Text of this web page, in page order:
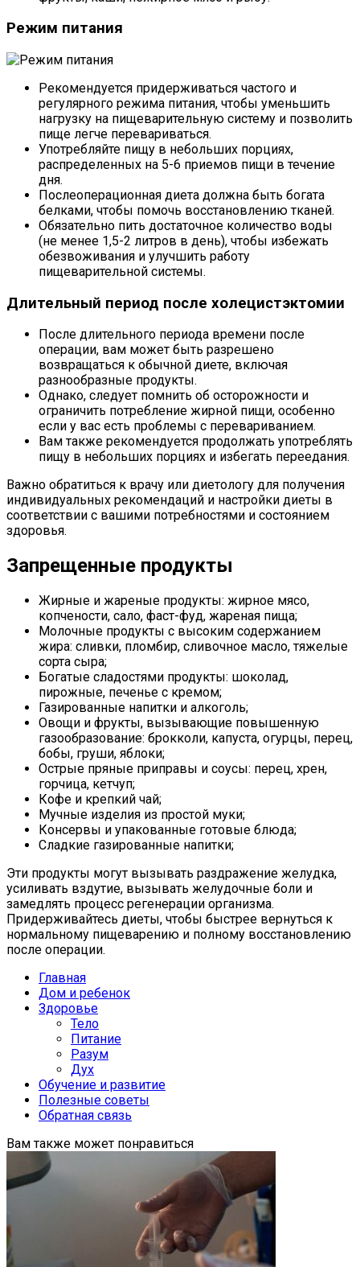
Режим питания
Рекомендуется придерживаться частого и
регулярного режима питания, чтобы уменьшить
нагрузку на пищеварительную систему и позволить
пище легче перевариваться.
Употребляйте пищу в небольших порциях,
распределенных на 5-6 приемов пищи в течение
дня.
Послеоперационная диета должна быть богата
белками, чтобы помочь восстановлению тканей.
Обязательно пить достаточное количество воды
(не менее 1,5-2 литров в день), чтобы избежать
обезвоживания и улучшить работу
пищеварительной системы.
Длительный период после холецистэктомии
После длительного периода времени после
операции, вам может быть разрешено
возвращаться к обычной диете, включая
разнообразные продукты.
Однако, следует помнить об осторожности и
ограничить потребление жирной пищи, особенно
если у вас есть проблемы с перевариванием.
Вам также рекомендуется продолжать употреблять
пищу в небольших порциях и избегать переедания.
Важно обратиться к врачу или диетологу для получения
индивидуальных рекомендаций и настройки диеты в
соответствии с вашими потребностями и состоянием
здоровья.
Запрещенные продукты
Жирные и жареные продукты: жирное мясо,
копчености, сало, фаст-фуд, жареная пища;
Молочные продукты с высоким содержанием
жира: сливки, пломбир, сливочное масло, тяжелые
сорта сыра;
Богатые сладостями продукты: шоколад,
пирожные, печенье с кремом;
Газированные напитки и алкоголь;
Овощи и фрукты, вызывающие повышенную
газообразование: брокколи, капуста, огурцы, перец,
бобы, груши, яблоки;
Острые пряные приправы и соусы: перец, хрен,
горчица, кетчуп;
Кофе и крепкий чай;
Мучные изделия из простой муки;
Консервы и упакованные готовые блюда;
Сладкие газированные напитки;
Эти продукты могут вызывать раздражение желудка,
усиливать вздутие, вызывать желудочные боли и
замедлять процесс регенерации организма.
Придерживайтесь диеты, чтобы быстрее вернуться к
нормальному пищеварению и полному восстановлению
после операции.
Главная
Дом и ребенок
Здоровье
Тело
Питание
Разум
Дух
Обучение и развитие
Полезные советы
Обратная связь
Вам также может понравиться